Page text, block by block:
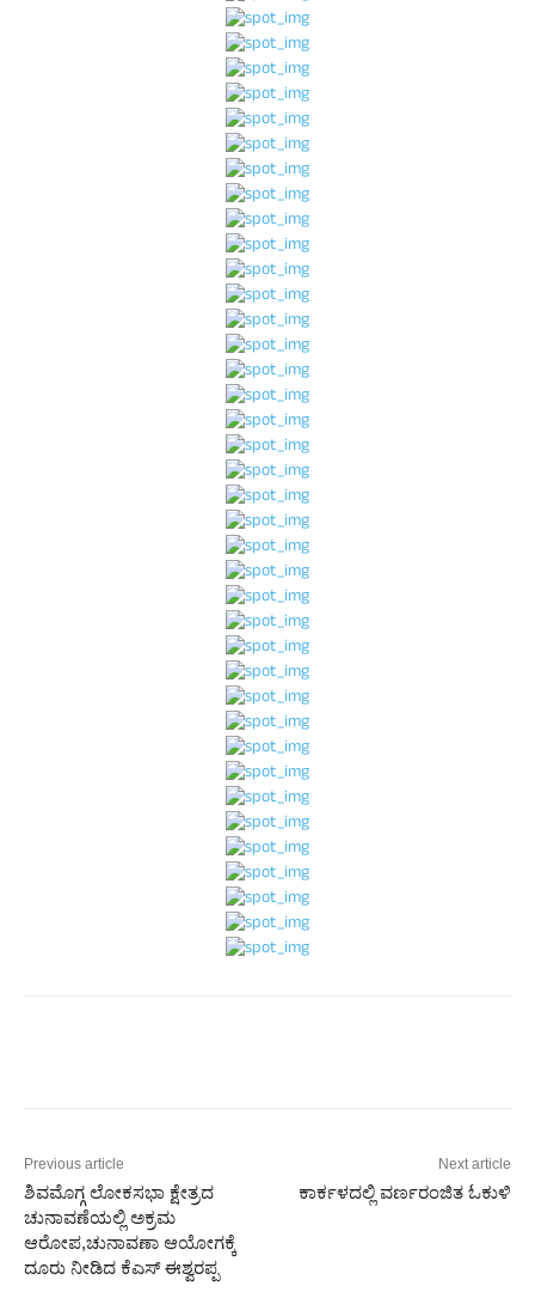
Previous article
ಶಿವಮೊಗ್ಗ ಲೋಕಸಭಾ ಕ್ಷೇತ್ರದ
ಚುನಾವಣೆಯಲ್ಲಿ ಅಕ್ರಮ
ಆರೋಪ,ಚುನಾವಣಾ ಆಯೋಗಕ್ಕೆ
ದೂರು‌ ನೀಡಿದ ಕೆಎಸ್​​ ಈಶ್ವರಪ್ಪ
Next article
ಕಾರ್ಕಳದಲ್ಲಿ ವರ್ಣರಂಜಿತ ಓಕುಳಿ